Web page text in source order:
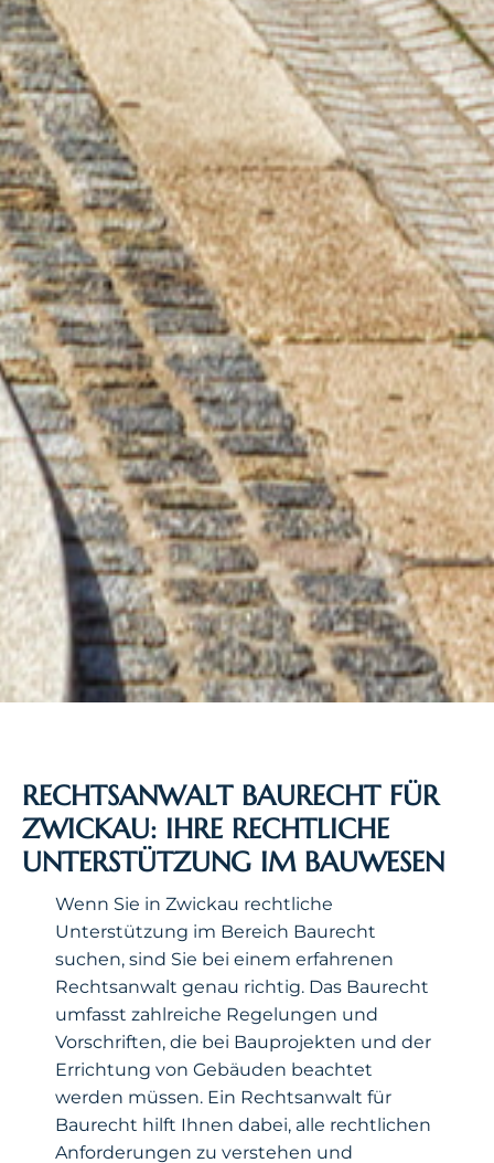
RECHTSANWALT BAURECHT FÜR
ZWICKAU: IHRE RECHTLICHE
UNTERSTÜTZUNG IM BAUWESEN
Wenn Sie in Zwickau rechtliche
Unterstützung im Bereich Baurecht
suchen, sind Sie bei einem erfahrenen
Rechtsanwalt genau richtig. Das Baurecht
umfasst zahlreiche Regelungen und
Vorschriften, die bei Bauprojekten und der
Errichtung von Gebäuden beachtet
werden müssen. Ein Rechtsanwalt für
Baurecht hilft Ihnen dabei, alle rechtlichen
Anforderungen zu verstehen und